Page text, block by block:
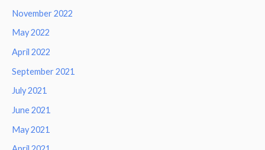
November 2022
May 2022
April 2022
September 2021
July 2021
June 2021
May 2021